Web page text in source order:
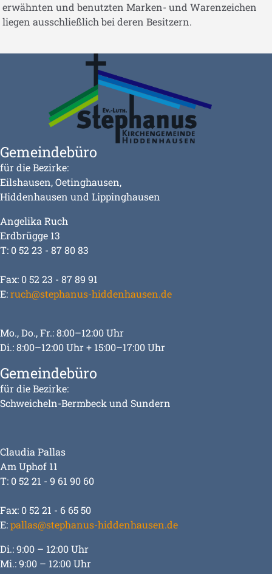
erwähnten und benutzten Marken- und Warenzeichen
liegen ausschließlich bei deren Besitzern.
Gemeindebüro
für die Bezirke:
Eilshausen, Oetinghausen,
Hiddenhausen und Lippinghausen
Angelika Ruch
Erdbrügge 13
T: 0 52 23 - 87 80 83
Fax: 0 52 23 - 87 89 91
E:ruch@stephanus-hiddenhausen.de
Mo., Do., Fr.: 8:00–12:00 Uhr
Di.: 8:00–12:00 Uhr + 15:00–17:00 Uhr
Gemeindebüro
für die Bezirke:
Schweicheln-Bermbeck und Sundern
Claudia Pallas
Am Uphof 11
T: 0 52 21 - 9 61 90 60
Fax: 0 52 21 - 6 65 50
E:pallas@stephanus-hiddenhausen.de
Di.: 9:00 – 12:00 Uhr
Mi.: 9:00 – 12:00 Uhr